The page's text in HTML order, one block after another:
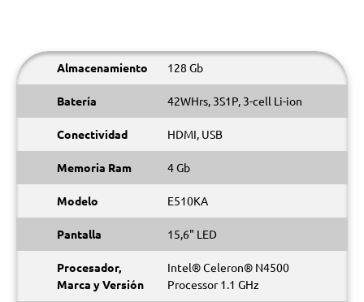
Almacenamiento 128 Gb
Batería 42WHrs, 3S1P, 3-cell Li-ion
Conectividad HDMI, USB
Memoria Ram 4 Gb
Modelo E510KA
Pantalla 15,6" LED
Procesador,
Marca y Versión
Intel® Celeron® N4500
Processor 1.1 GHz